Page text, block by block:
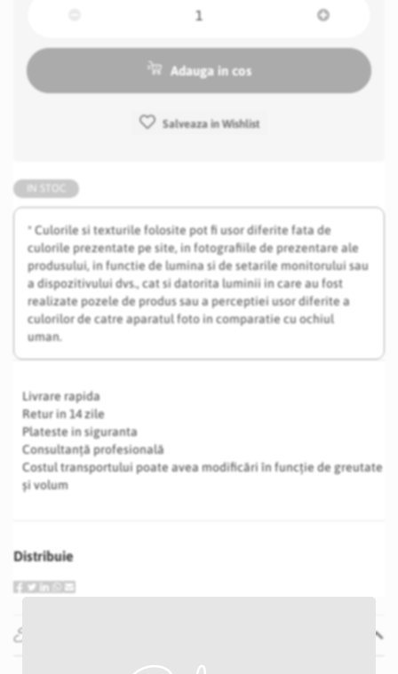
* Culorile si texturile folosite pot fi usor diferite fata de
culorile prezentate pe site, in fotografiile de prezentare ale
produsului, in functie de lumina si de setarile monitorului sau
a dispozitivului dvs., cat si datorita luminii in care au fost
realizate pozele de produs sau a perceptiei usor diferite a
culorilor de catre aparatul foto in comparatie cu ochiul
uman.
Livrare rapida
Retur in 14 zile
Plateste in siguranta
Consultanță profesională
Costul transportului poate avea modificări în funcție de greutate
și volum
Distribuie
Adauga in cos
Salveaza in Wishlist
Specificatii